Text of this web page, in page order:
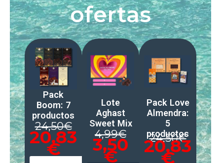
Pack
Boom: 7
productos
24,50€
20,83
€
Lote
Aghast
Sweet Mix
4,99€
3,50
€
Pack Love
Almendra:
5
productos
24,50€
20,83
€
ofertas